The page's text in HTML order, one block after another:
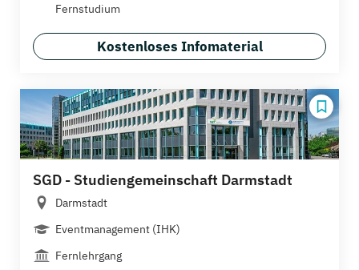
Fernstudium
Kostenloses Infomaterial
SGD - Studiengemeinschaft Darmstadt
Darmstadt
Eventmanagement (IHK)
Fernlehrgang